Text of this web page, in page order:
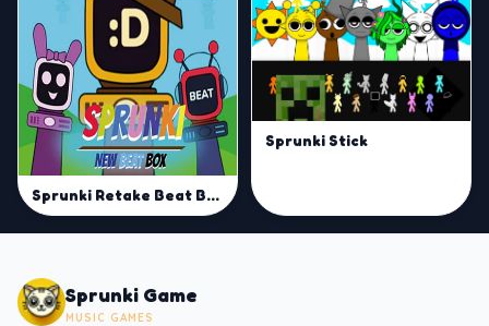
Sprunki Retake Beat Box
Sprunki Stick
Sprunki Game
MUSIC GAMES